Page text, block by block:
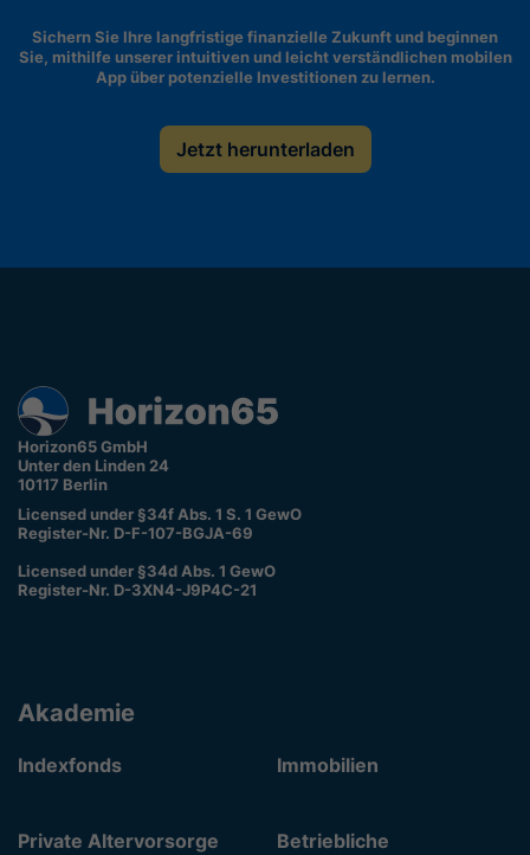
Sichern Sie Ihre langfristige finanzielle Zukunft und beginnen
Sie, mithilfe unserer intuitiven und leicht verständlichen mobilen
App über potenzielle Investitionen zu lernen.
Jetzt herunterladen
Horizon65 GmbH
Unter den Linden 24
10117 Berlin
Licensed under §34f Abs. 1 S. 1 GewO
Register-Nr. D-F-107-BGJA-69
Licensed under §34d Abs. 1 GewO
Register-Nr. D-3XN4-J9P4C-21
Akademie
Indexfonds Immobilien
Private Altervorsorge
Betriebliche